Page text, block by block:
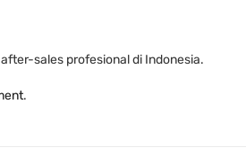
sales profesional di Indonesia.
.